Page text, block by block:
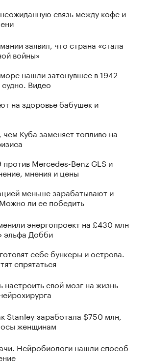
связь между кофе и
заявил, что страна «стала
войны»
нашли затонувшее в 1942
Видео
на здоровье бабушек и
Куба заменяет топливо на
Mercedes-Benz GLS и
мнения и цены
меньше зарабатывают и
ли ее победить
энергопроект на £430 млн
эльфа Добби
себе бункеры и острова.
спрятаться
настроить свой мозг на жизнь
Stanley заработала $750 млн,
женщинам
Нейробиологи нашли способ